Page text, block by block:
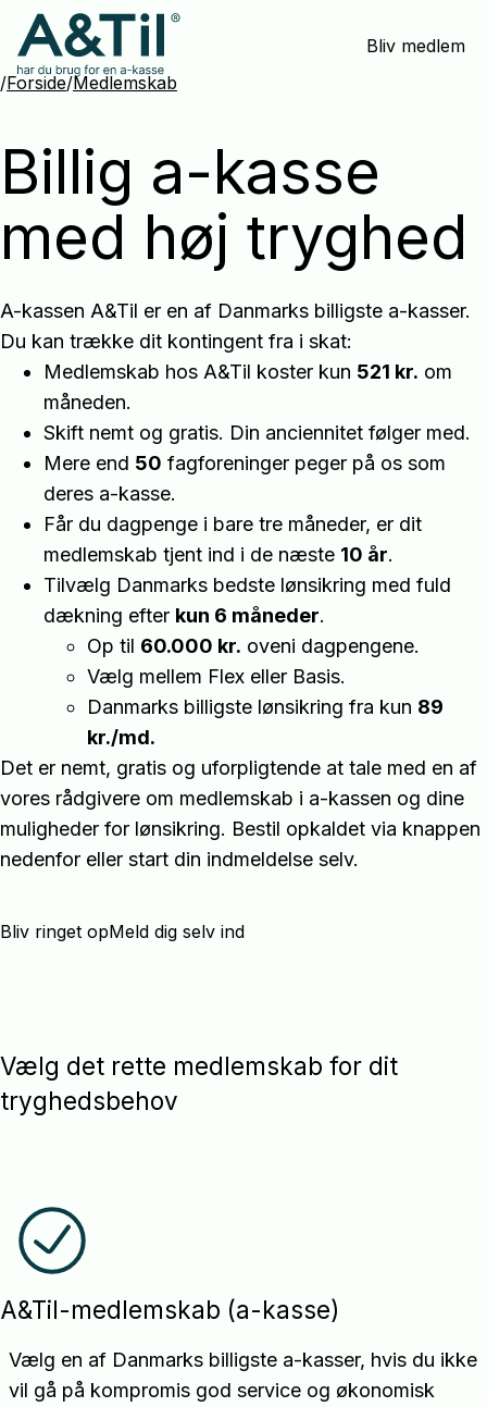
Spring
menu
over
til
indhold
Bliv medlem
/Forside/Medlemskab
Billig a-kasse
med høj tryghed
A-kassen A&Til er en af Danmarks billigste a-kasser.
Du kan trække dit kontingent fra i skat:
Medlemskab hos A&Til koster kun 521 kr. om
måneden.
Skift nemt og gratis. Din anciennitet følger med.
Mere end 50 fagforeninger peger på os som
deres a-kasse.
Får du dagpenge i bare tre måneder, er dit
medlemskab tjent ind i de næste 10 år.
Tilvælg Danmarks bedste lønsikring med fuld
dækning efter kun 6 måneder.
Op til 60.000 kr. oveni dagpengene.
Vælg mellem Flex eller Basis.
Danmarks billigste lønsikring fra kun 89
kr./md.
Det er nemt, gratis og uforpligtende at tale med en af
vores rådgivere om medlemskab i a-kassen og dine
muligheder for lønsikring. Bestil opkaldet via knappen
nedenfor eller start din indmeldelse selv.
Bliv ringet opMeld dig selv ind
Vælg det rette medlemskab for dit
tryghedsbehov
A&Til-medlemskab (a-kasse)
Vælg en af Danmarks billigste a-kasser, hvis du ikke
vil gå på kompromis god service og økonomisk